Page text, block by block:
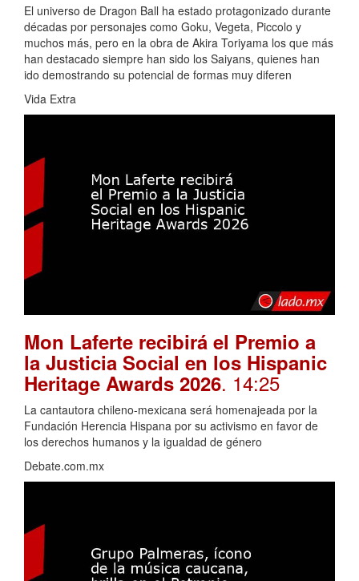
El universo de Dragon Ball ha estado protagonizado durante
décadas por personajes como Goku, Vegeta, Piccolo y
muchos más, pero en la obra de Akira Toriyama los que más
han destacado siempre han sido los Saiyans, quienes han
ido demostrando su potencial de formas muy diferen
Vida Extra
Mon Laferte recibirá el Premio a
la Justicia Social en los Hispanic
Heritage Awards 2026. 14:25
La cantautora chileno-mexicana será homenajeada por la
Fundación Herencia Hispana por su activismo en favor de
los derechos humanos y la igualdad de género
Debate.com.mx